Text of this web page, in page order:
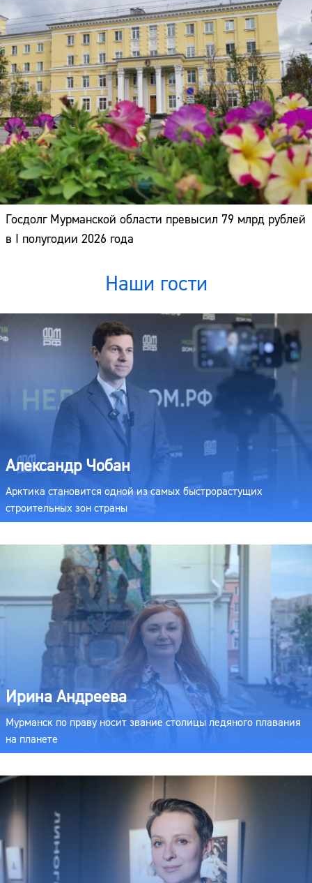
Госдолг Мурманской области превысил 79 млрд рублей
в I полугодии 2026 года
Наши гости
Александр Чобан
Арктика становится одной из самых быстрорастущих
строительных зон страны
Ирина Андреева
Мурманск по праву носит звание столицы ледяного плавания
на планете